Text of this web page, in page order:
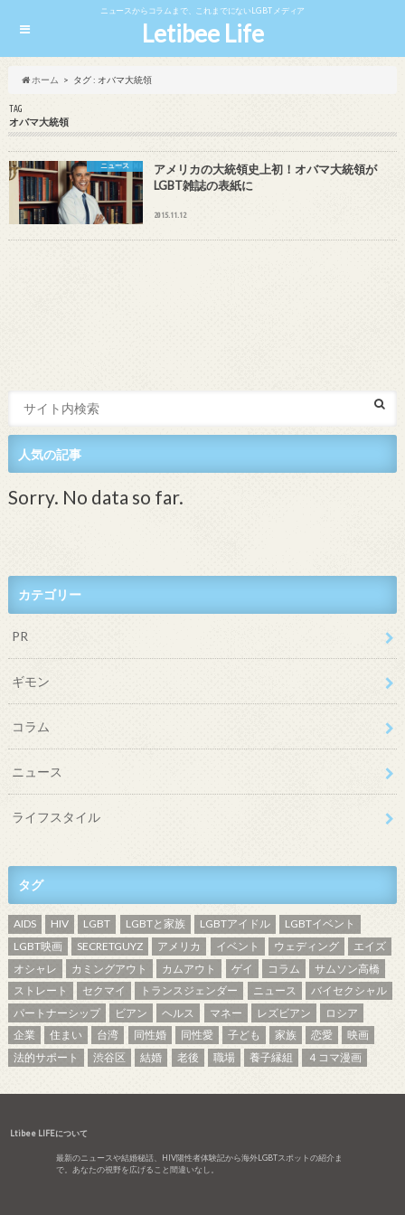
ニュースからコラムまで、これまでにないLGBTメディア
Letibee Life
ホーム タグ : オバマ大統領
TAG
オバマ大統領
ニュース
アメリカの大統領史上初！オバマ大統領が
LGBT雑誌の表紙に
2015.11.12
人気の記事
Sorry. No data so far.
カテゴリー
PR
ギモン
コラム
ニュース
ライフスタイル
タグ
AIDS HIV LGBT LGBTと家族 LGBTアイドル
LGBTイベント
LGBT映画
SECRETGUYZ アメリカ イベント ウェディング
エイズ
オシャレ
カミングアウト カムアウト ゲイ コラム
サムソン高橋
ストレート
セクマイ トランスジェンダー ニュース
バイセクシャル
パートナーシップ
ビアン ヘルス マネー レズビアン
ロシア
企業
住まい 台湾 同性婚 同性愛 子ども 家族 恋愛
映画
法的サポート
渋谷区 結婚 老後 職場 養子縁組 ４コマ漫画
Ltibee LIFEについて
最新のニュースや結婚秘話、HIV陽性者体験記から海外LGBTスポットの紹介ま
で。あなたの視野を広げること間違いなし。